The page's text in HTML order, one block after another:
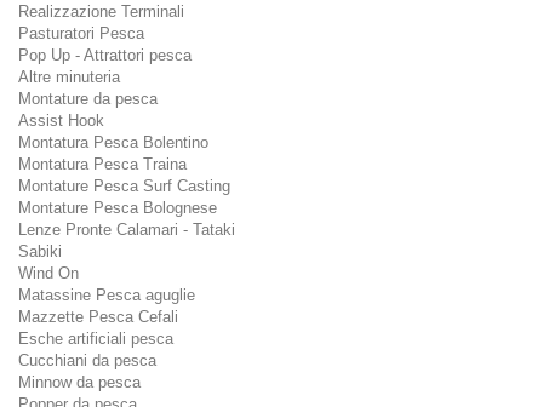
Realizzazione Terminali
Pasturatori Pesca
Pop Up - Attrattori pesca
Altre minuteria
Montature da pesca
Assist Hook
Montatura Pesca Bolentino
Montatura Pesca Traina
Montature Pesca Surf Casting
Montature Pesca Bolognese
Lenze Pronte Calamari - Tataki
Sabiki
Wind On
Matassine Pesca aguglie
Mazzette Pesca Cefali
Esche artificiali pesca
Cucchiani da pesca
Minnow da pesca